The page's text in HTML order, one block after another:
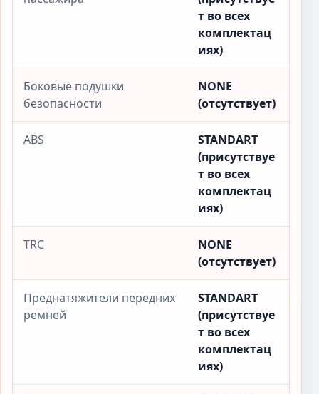
т во всех
комплектац
иях)
Боковые подушки
безопасности
NONE
(отсутствует)
ABS
STANDART
(присутствуе
т во всех
комплектац
иях)
TRC
NONE
(отсутствует)
Преднатяжители передних
ремней
STANDART
(присутствуе
т во всех
комплектац
иях)